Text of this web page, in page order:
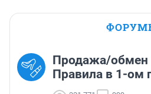
Продажа/обмен
Правила в 1-ом